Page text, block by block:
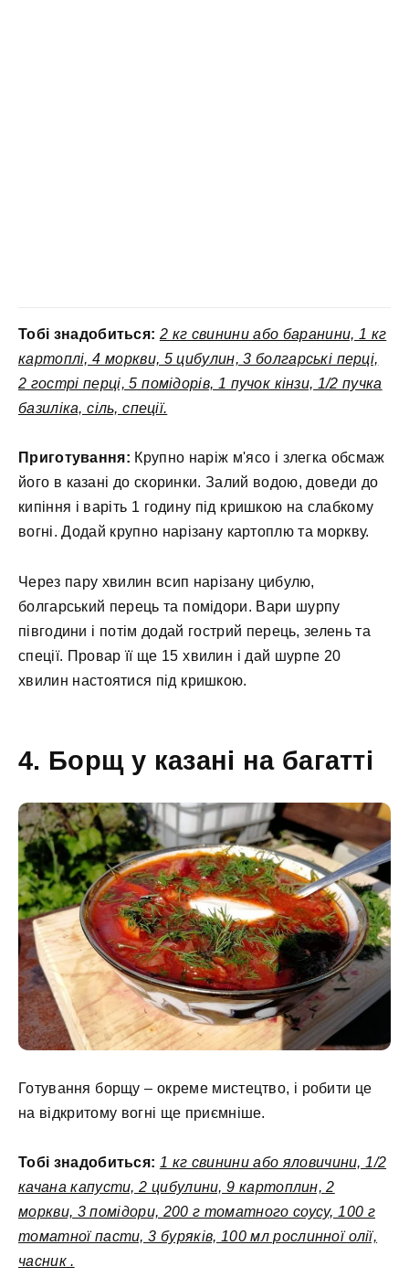
Тобі знадобиться: 2 кг свинини або баранини, 1 кг
картоплі, 4 моркви, 5 цибулин, 3 болгарські перці,
2 гострі перці, 5 помідорів, 1 пучок кінзи, 1/2 пучка
базиліка, сіль, спеції.
Приготування: Крупно наріж м'ясо і злегка обсмаж
його в казані до скоринки. Залий водою, доведи до
кипіння і варіть 1 годину під кришкою на слабкому
вогні. Додай крупно нарізану картоплю та моркву.
Через пару хвилин всип нарізану цибулю,
болгарський перець та помідори. Вари шурпу
півгодини і потім додай гострий перець, зелень та
спеції. Провар її ще 15 хвилин і дай шурпе 20
хвилин настоятися під кришкою.
4. Борщ у казані на багатті
Готування борщу – окреме мистецтво, і робити це
на відкритому вогні ще приємніше.
Тобі знадобиться: 1 кг свинини або яловичини, 1/2
качана капусти, 2 цибулини, 9 картоплин, 2
моркви, 3 помідори, 200 г томатного соусу, 100 г
томатної пасти, 3 буряків, 100 мл рослинної олії,
часник .